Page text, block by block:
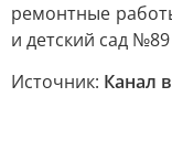
ремонтные
и детский сад
Источник: Канал